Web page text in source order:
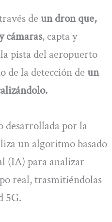
de un dron que,
cámaras, capta y
pista del aeropuerto
de la detección deun
desarrollada por la
un algoritmo basado
(IA) para analizar
real, trasmitiéndolas
5G.